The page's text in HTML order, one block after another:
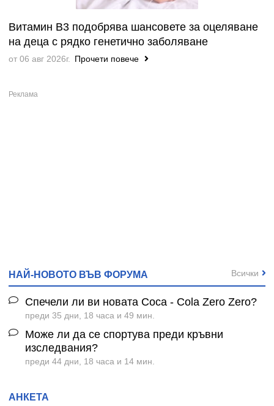
Витамин B3 подобрява шансовете за оцеляване
на деца с рядко генетично заболяване
от 06 авг 2026г. Прочети повече
НАЙ-НОВОТО ВЪВ ФОРУМА
Спечели ли ви новата Coca - Cola Zero Zero?
преди 35 дни, 18 часа и 49 мин.
Може ли да се спортува преди кръвни
изследвания?
преди 44 дни, 18 часа и 14 мин.
Всички
АНКЕТА